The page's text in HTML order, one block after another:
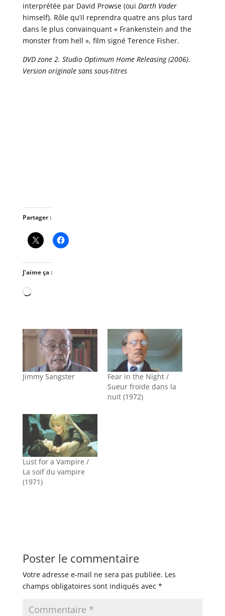
interprétée par David Prowse (oui Darth Vader
himself). Rôle qu’il reprendra quatre ans plus tard
dans le plus convainquant « Frankenstein and the
monster from hell », film signé Terence Fisher.
DVD zone 2. Studio Optimum Home Releasing (2006).
Version originale sans sous-titres
Partager :
J’aime ça :
Chargement…
Jimmy Sangster
Fear in the Night /
Sueur froide dans la
nuit (1972)
Lust for a Vampire /
La soif du vampire
(1971)
Poster le commentaire
Votre adresse e-mail ne sera pas publiée. Les
champs obligatoires sont indiqués avec *